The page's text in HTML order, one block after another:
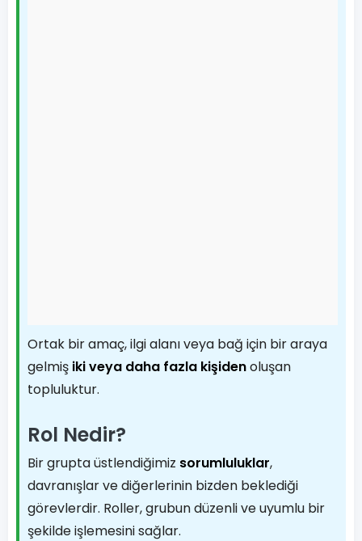
Ortak bir amaç, ilgi alanı veya bağ için bir araya
gelmiş iki veya daha fazla kişidenoluşan
topluluktur.
Rol Nedir?
Bir grupta üstlendiğimiz sorumluluklar,
davranışlar ve diğerlerinin bizden beklediği
görevlerdir. Roller, grubun düzenli ve uyumlu bir
şekilde işlemesini sağlar.